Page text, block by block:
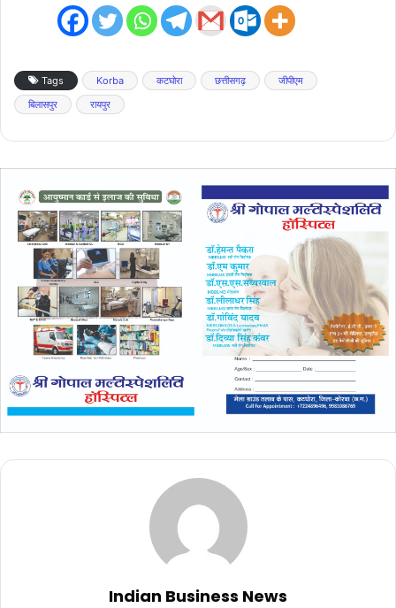
Tags Korba कटघोरा छत्तीसगढ़
जीपीएम
बिलासपुर
रायपुर
Indian Business News